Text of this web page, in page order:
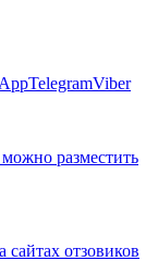
TelegramViber
разместить
отзовиков